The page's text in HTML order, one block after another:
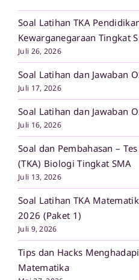
Soal Latihan TKA
Kewarganegaraan Tingkat
Juli 26, 2026
Soal Latihan dan Jawaban
Juli 17, 2026
Soal Latihan dan Jawaban
Juli 16, 2026
Soal dan Pembahasan –
(TKA) Biologi Tingkat SMA
Juli 13, 2026
Soal Latihan TKA
2026 (Paket 1)
Juli 9, 2026
Tips dan Hacks
Matematika